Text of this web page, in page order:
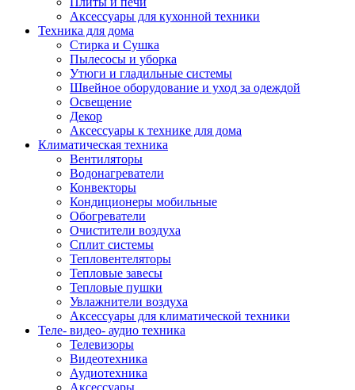
Аксессуары для кухонной техники
Техника для дома
Стирка и Сушка
Пылесосы и уборка
Утюги и гладильные системы
Швейное оборудование и уход за одеждой
Освещение
Декор
Аксессуары к технике для дома
Климатическая техника
Вентиляторы
Водонагреватели
Конвекторы
Кондиционеры мобильные
Обогреватели
Очистители воздуха
Сплит системы
Тепловентеляторы
Тепловые завесы
Тепловые пушки
Увлажнители воздуха
Аксессуары для климатической техники
Теле- видео- аудио техника
Телевизоры
Видеотехника
Аудиотехника
Аксессуары